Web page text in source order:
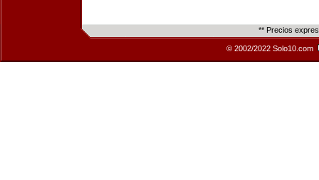
** Precios
© 2002/2022 Solo10.com